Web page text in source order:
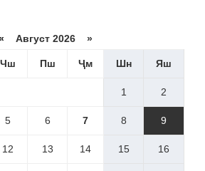
Август 2026 »
Чш Пш Ҷм Шн Яш
1 2
5 6 7 8 9
12 13 14 15 16